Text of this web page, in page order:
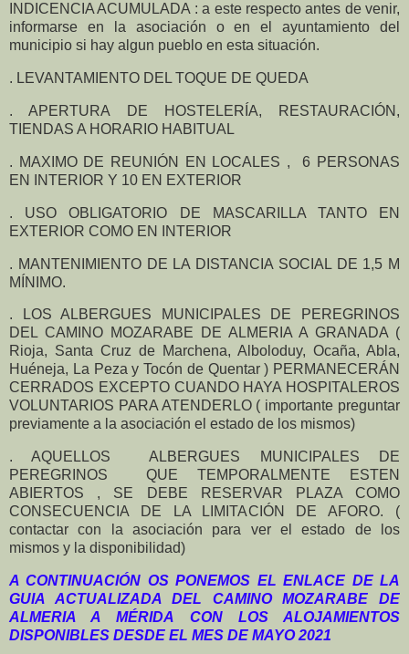
INDICENCIA ACUMULADA : a este respecto antes de venir,
informarse en la asociación o en el ayuntamiento del
municipio si hay algun pueblo en esta situación.
. LEVANTAMIENTO DEL TOQUE DE QUEDA
. APERTURA DE HOSTELERÍA, RESTAURACIÓN,
TIENDAS A HORARIO HABITUAL
. MAXIMO DE REUNIÓN EN LOCALES , 6 PERSONAS
EN INTERIOR Y 10 EN EXTERIOR
. USO OBLIGATORIO DE MASCARILLA TANTO EN
EXTERIOR COMO EN INTERIOR
. MANTENIMIENTO DE LA DISTANCIA SOCIAL DE 1,5 M
MÍNIMO.
. LOS ALBERGUES MUNICIPALES DE PEREGRINOS
DEL CAMINO MOZARABE DE ALMERIA A GRANADA (
Rioja, Santa Cruz de Marchena, Alboloduy, Ocaña, Abla,
Huéneja, La Peza y Tocón de Quentar ) PERMANECERÁN
CERRADOS EXCEPTO CUANDO HAYA HOSPITALEROS
VOLUNTARIOS PARA ATENDERLO ( importante preguntar
previamente a la asociación el estado de los mismos)
. AQUELLOS ALBERGUES MUNICIPALES DE
PEREGRINOS QUE TEMPORALMENTE ESTEN
ABIERTOS , SE DEBE RESERVAR PLAZA COMO
CONSECUENCIA DE LA LIMITACIÓN DE AFORO. (
contactar con la asociación para ver el estado de los
mismos y la disponibilidad)
A CONTINUACIÓN OS PONEMOS EL ENLACE DE LA
GUIA ACTUALIZADA DEL CAMINO MOZARABE DE
ALMERIA A MÉRIDA CON LOS ALOJAMIENTOS
DISPONIBLES DESDE EL MES DE MAYO 2021